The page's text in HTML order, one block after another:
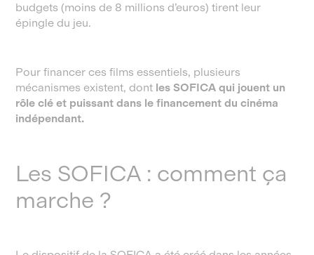
budgets (moins de 8 millions d’euros) tirent leur
épingle du jeu.
Pour financer ces films essentiels, plusieurs
mécanismes existent, dont les SOFICA qui jouent un
rôle clé et puissant dans le financement du cinéma
indépendant.
Les SOFICA : comment ça
marche ?